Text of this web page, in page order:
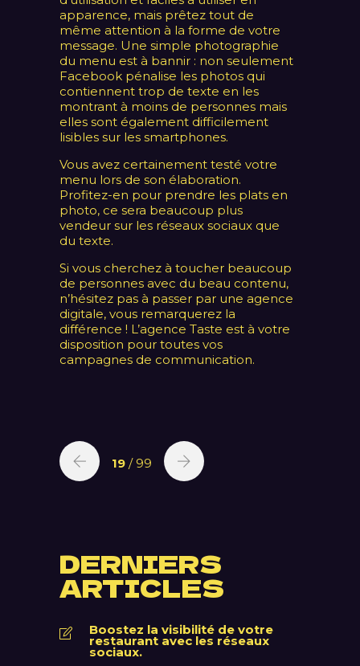
apparence, mais prêtez tout de
même attention à la forme de votre
message. Une simple photographie
du menu est à bannir : non seulement
Facebook pénalise les photos qui
contiennent trop de texte en les
montrant à moins de personnes mais
elles sont également difficilement
lisibles sur les smartphones.
Vous avez certainement testé votre
menu lors de son élaboration.
Profitez-en pour prendre les plats en
photo, ce sera beaucoup plus
vendeur sur les réseaux sociaux que
du texte.
Si vous cherchez à toucher beaucoup
de personnes avec du beau contenu,
n’hésitez pas à passer par une agence
digitale, vous remarquerez la
différence ! L’agence Taste est à votre
disposition pour toutes vos
campagnes de communication.
19 / 99
DERNIERS
ARTICLES
Boostez la visibilité de votre
restaurant avec les réseaux
sociaux.